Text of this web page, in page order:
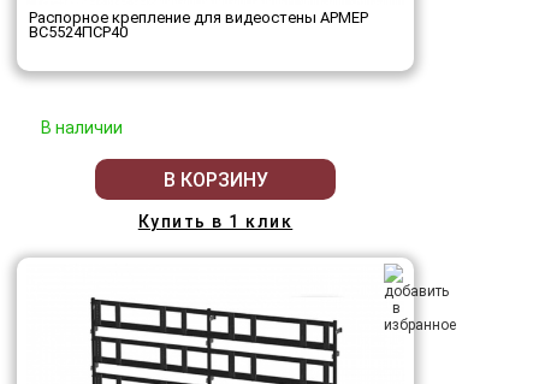
Распорное крепление для видеостены АРМЕР
ВС5524ПСР40
В наличии
В КОРЗИНУ
Купить в 1 клик